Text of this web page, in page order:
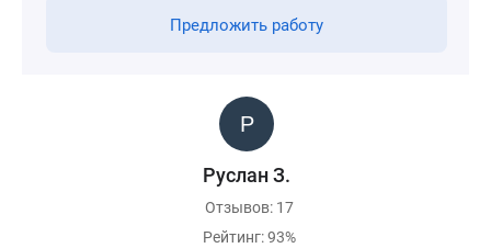
Предложить работу
Руслан З.
Отзывов: 17
Рейтинг: 93%